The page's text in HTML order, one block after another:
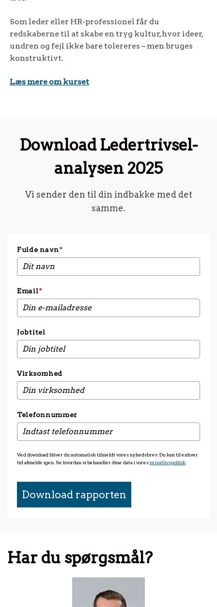
Som leder eller HR-professionel får du
redskaberne til at skabe en tryg kultur, hvor ideer,
undren og fejl ikke bare tolereres – men bruges
konstruktivt.
Læs mere om kurset
Download Ledertrivsel-
analysen 2025
Vi sender den til din indbakke med det
samme.
Fulde navn*
Email*
Jobtitel
Virksomhed
Telefonnummer
Ved download bliver du automatisk tilmeldt vores nyhedsbrev. Du kan til enhver
tid afmelde igen. Se hvordan vi behandler dine data i voresprivatlivspolitik
Download rapporten
Har du spørgsmål?